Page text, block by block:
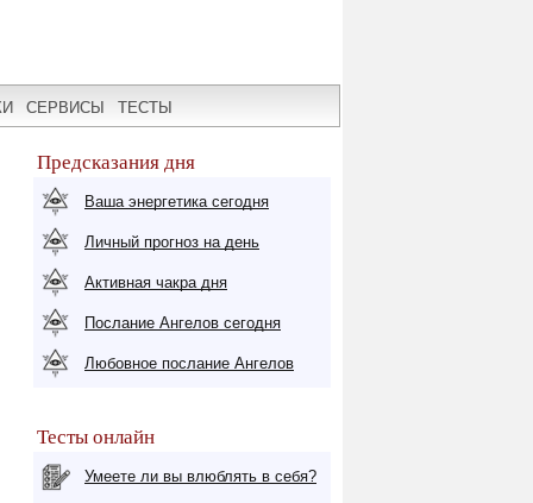
СЕРВИСЫ ТЕСТЫ
Предсказания дня
Ваша энергетика сегодня
Личный прогноз на день
Активная чакра дня
Послание Ангелов сегодня
Любовное послание Ангелов
Тесты онлайн
Умеете ли вы влюблять в себя?